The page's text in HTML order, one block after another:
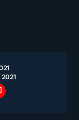
2021